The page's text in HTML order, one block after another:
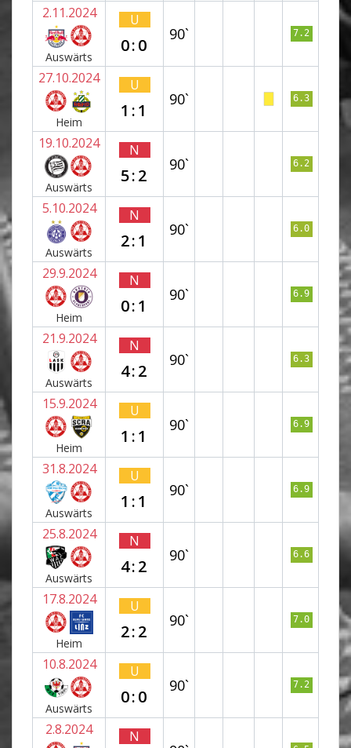
2.11.2024
Auswärts
U
0:0
90` 7.2
27.10.2024
Heim
U
1:1
90` 6.3
19.10.2024
Auswärts
N
5:2
90` 6.2
5.10.2024
Auswärts
N
2:1
90` 6.0
29.9.2024
Heim
N
0:1
90` 6.9
21.9.2024
Auswärts
N
4:2
90` 6.3
15.9.2024
Heim
U
1:1
90` 6.9
31.8.2024
Auswärts
U
1:1
90` 6.9
25.8.2024
Auswärts
N
4:2
90` 6.6
17.8.2024
Heim
U
2:2
90` 7.0
10.8.2024
Auswärts
U
0:0
90` 7.2
2.8.2024 N